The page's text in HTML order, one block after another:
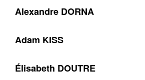
Alexandre DORNA
Adam KISS
Élisabeth DOUTRE